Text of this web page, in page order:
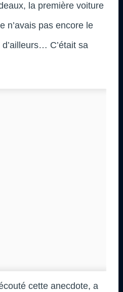
la première voiture
n’avais pas encore le
C’était sa
cette anecdote, a